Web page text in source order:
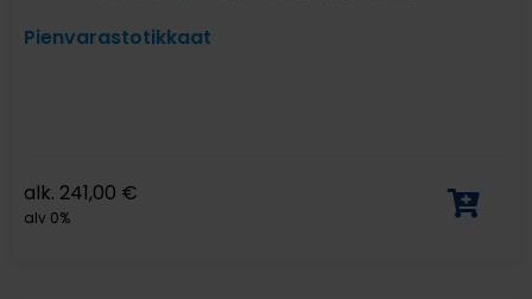
Pienvarastotikkaat
alk. 241,00 €
alv 0%